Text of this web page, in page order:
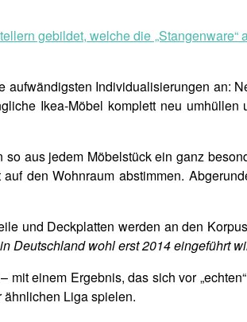
gebildet, welche die
aufwändigsten Individualisierungen an:
Ikea-Möbel komplett neu
aus jedem Möbelstück ein ganz
auf den Wohnraum abstimmen.
und Deckplatten werden an den
Deutschland wohl erst 2014 eingeführt
einem Ergebnis, das sich vor
Liga spielen.